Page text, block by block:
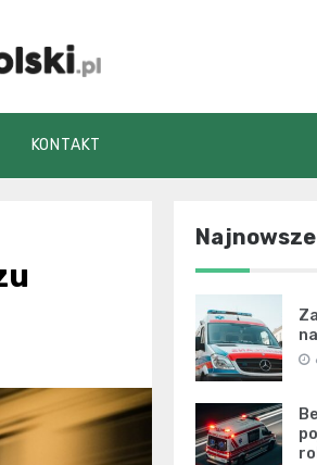
KONTAKT
Najnowsze